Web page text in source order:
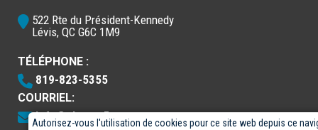
Autorisez-vous l'utilisation de cookies pour ce site web depuis ce
522 Rte du Président-Kennedy
Lévis, QC G6C 1M9
TÉLÉPHONE :
819-823-5355
COURRIEL:
info@electro5.com